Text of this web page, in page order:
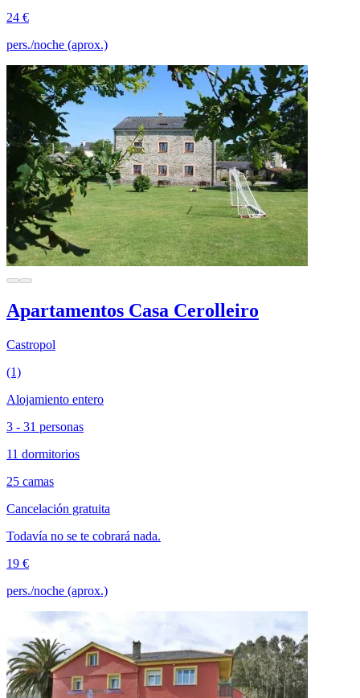
24 €
pers./noche (aprox.)
Apartamentos Casa Cerolleiro
Castropol
(1)
Alojamiento entero
3 - 31 personas
11 dormitorios
25 camas
Cancelación gratuita
Todavía no se te cobrará nada.
19 €
pers./noche (aprox.)